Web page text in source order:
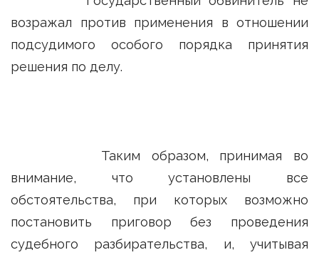
возражал против применения в отношении
подсудимого особого порядка принятия
решения по делу.
Таким образом, принимая во
внимание, что установлены все
обстоятельства, при которых возможно
постановить приговор без проведения
судебного разбирательства, и, учитывая